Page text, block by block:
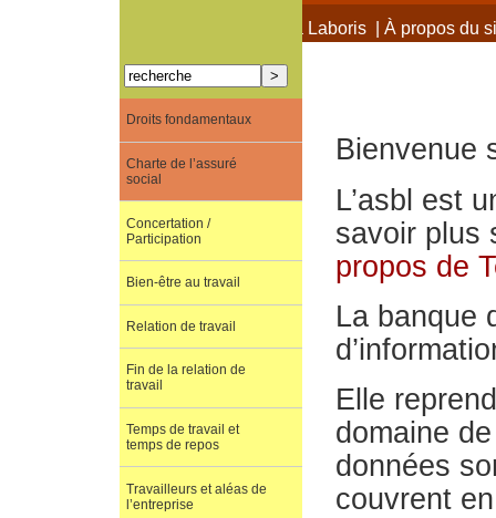
À propos de Terra Laboris| À propos du
Bienvenue
L’asbl est
savoir plus
propos de
La banque
Elle
domaine
données
couvrent
Droits fondamentaux
Charte de l’assuré
social
Concertation /
Participation
Bien-être au travail
Relation de travail
Fin de la relation de
travail
Temps de travail et
temps de repos
Travailleurs et aléas de
l’entreprise